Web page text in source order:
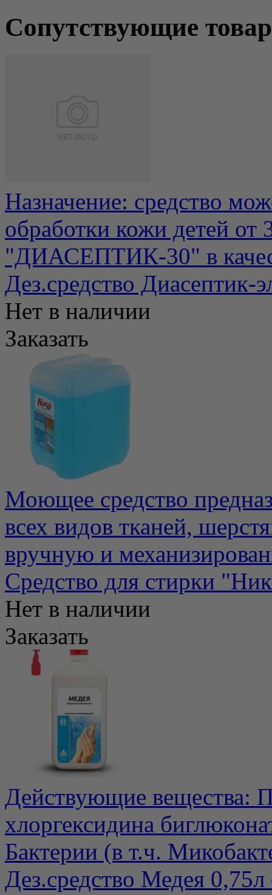
Сопутствующие
Назначение: средство
обработки кожи детей от
"ДИАСЕПТИК-30" в
Дез.средство Диасептик-
Нет в наличии
Заказать
Моющее средство
всех видов тканей,
вручную и
Средство для стирки
Нет в наличии
Заказать
Действующие вещества:
хлоргексидина
Бактерии (в т.ч.
Дез.средство Медея